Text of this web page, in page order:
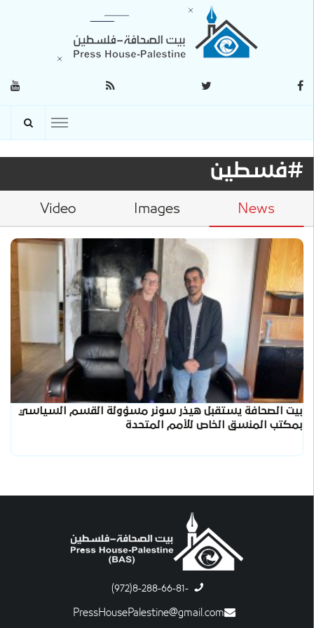
#فسطين
News
Images
Video
بيت الصحافة يستقبل هيذر سونر مسؤولة القسم السياسي
بمكتب المنسق الخاص للأمم المتحدة
-8-288-66-81(972)
PressHousePalestine@gmail.com